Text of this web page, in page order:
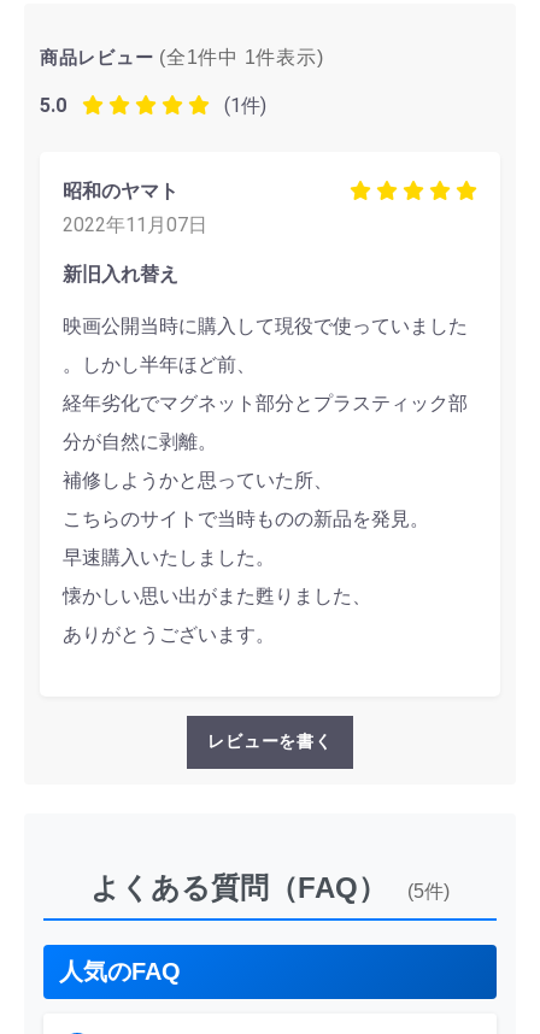
商品レビュー (全1件中 1件表示)
5.0 (1件)
昭和のヤマト
2022年11月07日
新旧入れ替え
映画公開当時に購入して現役で使っていました
。しかし半年ほど前、
経年劣化でマグネット部分とプラスティック部
分が自然に剥離。
補修しようかと思っていた所、
こちらのサイトで当時ものの新品を発見。
早速購入いたしました。
懐かしい思い出がまた甦りました、
ありがとうございます。
レビューを書く
よくある質問（FAQ） (5件)
人気のFAQ